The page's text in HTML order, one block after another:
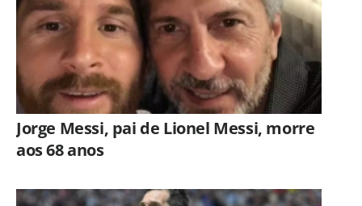
Jorge Messi, pai de Lionel Messi, morre
aos 68 anos